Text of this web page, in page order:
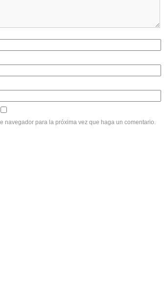
para la próxima vez que haga un comentario.